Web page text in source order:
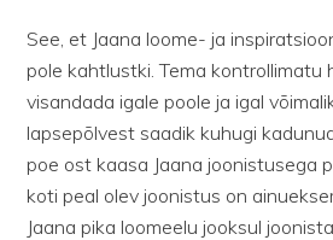
See, et Jaana loome- ja
pole kahtlustki. Tema kontrollimatu
visandada igale poole ja igal
lapsepõlvest saadik kuhugi
poe ost kaasa Jaana joonistusega
koti peal olev joonistus on
Jaana pika loomeelu jooksul